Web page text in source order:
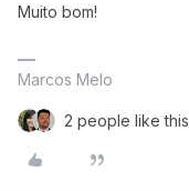
Muito bom!
Marcos Melo
2 people like this